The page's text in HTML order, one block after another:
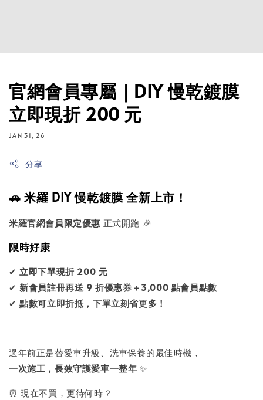
官網會員專屬｜DIY 慢乾鍍膜
立即現折 200 元
JAN 31, 26
分享
🚗 米羅 DIY 慢乾鍍膜 全新上市！
米羅官網會員限定優惠 正式開跑 🎉
限時好康
✔ 立即下單現折 200 元
✔ 新會員註冊再送 9 折優惠券＋3,000 點會員點數
✔點數可立即折抵，下單立刻省更多！
過年前正是替愛車升級、洗車保養的最佳時機，
一次施工，長效守護愛車一整年 ✨
⏰ 現在不買，更待何時？